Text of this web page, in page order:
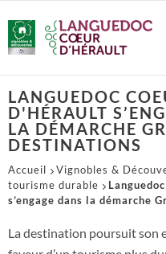
LANGUEDOC
D'HÉRAULT
LA DÉMARCHE
DESTINATIONS
Accueil Vignobles &
tourisme durable
s’engage dans la démarche
La destination poursuit son